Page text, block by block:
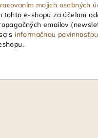
mojich osobných
tohto e-shopu za účelom
emailov
s informačnou povinnosťou